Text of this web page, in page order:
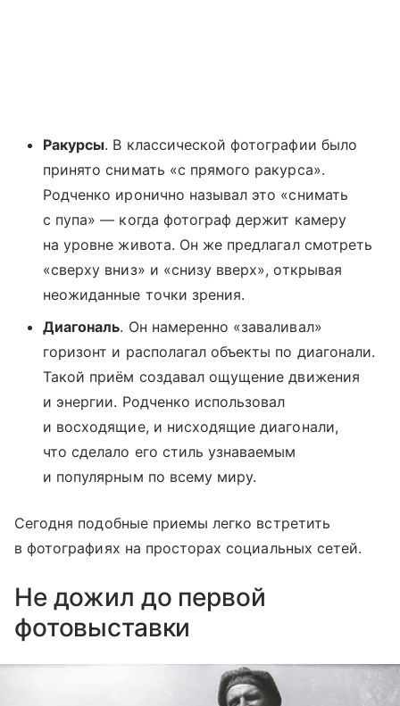
Ракурсы. В классической фотографии было
принято снимать «с прямого ракурса».
Родченко иронично называл это «снимать
с пупа» — когда фотограф держит камеру
на уровне живота. Он же предлагал смотреть
«сверху вниз» и «снизу вверх», открывая
неожиданные точки зрения.
Диагональ. Он намеренно «заваливал»
горизонт и располагал объекты по диагонали.
Такой приём создавал ощущение движения
и энергии. Родченко использовал
и восходящие, и нисходящие диагонали,
что сделало его стиль узнаваемым
и популярным по всему миру.
Сегодня подобные приемы легко встретить
в фотографиях на просторах социальных сетей.
Не дожил до первой
фотовыставки